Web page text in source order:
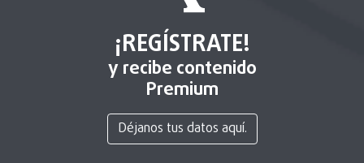
¡REGÍSTRATE!
y recibe contenido
Premium
Déjanos tus datos aquí.